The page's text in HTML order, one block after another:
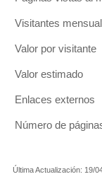
Visitantes
Valor por visitante
Valor estimado
Enlaces externos
Número de
Última Actualización: 19/